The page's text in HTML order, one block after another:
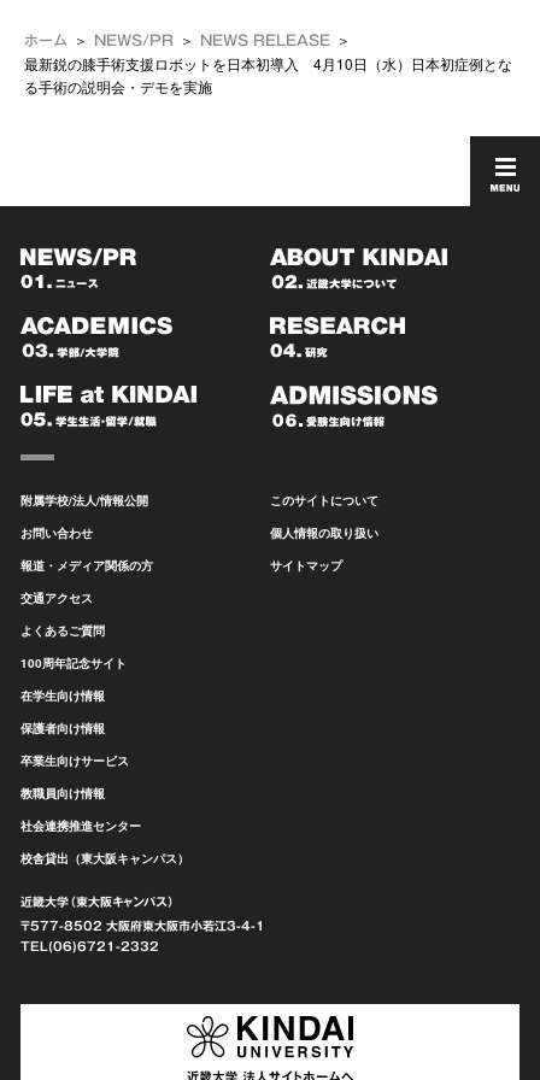
ホーム NEWS/PR NEWS RELEASE
最新鋭の膝手術支援ロボットを日本初導入 4月10日（水）日本初症例とな
る手術の説明会・デモを実施
附属学校/法人/情報公開
お問い合わせ
報道・メディア関係の方
交通アクセス
よくあるご質問
100周年記念サイト
在学生向け情報
保護者向け情報
卒業生向けサービス
教職員向け情報
社会連携推進センター
校舎貸出（東大阪キャンパス）
このサイトについて
個人情報の取り扱い
サイトマップ
近畿大学（東大阪キャンパス）
〒577-8502 大阪府東大阪市小若江3-4-1
TEL(06)6721-2332